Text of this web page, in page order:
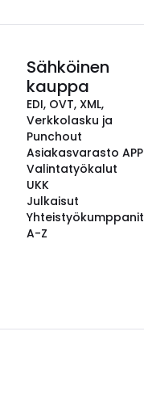
Sähköinen
kauppa
EDI, OVT, XML,
Verkkolasku ja
Punchout
Asiakasvarasto APP
Valintatyökalut
UKK
Julkaisut
Yhteistyökumppanit
A-Z